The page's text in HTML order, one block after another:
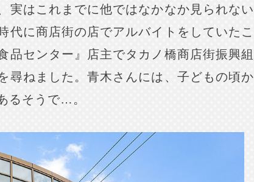
実はこれまでに他ではなかなか見られない
代に商店街の店でアルバイトをしていたこ
品センター』店主でタカノ橋商店街振興組
尋ねました。青木さんには、子どもの頃か
るそうで…。